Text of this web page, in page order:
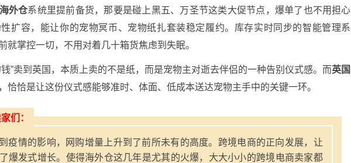
海外仓系统里提前备货，那要是碰上黑五、万圣节这类大促节点，爆单了也不用担心
扩容，能让你的宠物冥币、宠物纸扎套装稳定履约。库存实时同步的智能管理系
就掌控一切，不用对着几十箱货焦虑到失眠。
”卖到英国，本质上卖的不是纸，而是宠物主对逝去伴侣的一种告别仪式感。而英国
，恰恰是让这份仪式感能够准时、体面、低成本送达宠物主手中的关键一环。
们：
疫情的影响，网购增量上升到了前所未有的高度。跨境电商的正向发展，让
爆发式增长。使得海外仓这几年是尤其的火爆，大大小小的跨境电商卖家都